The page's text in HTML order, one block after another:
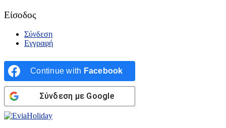
Είσοδος
Σύνδεση
Εγγραφή
Continue with Facebook
Σύνδεση με Google